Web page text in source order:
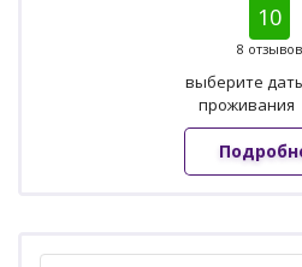
10
8 отзывов
выберите
проживания